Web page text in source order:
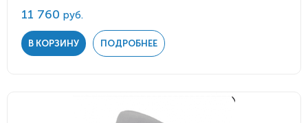
11 760 руб.
В КОРЗИНУ ПОДРОБНЕЕ